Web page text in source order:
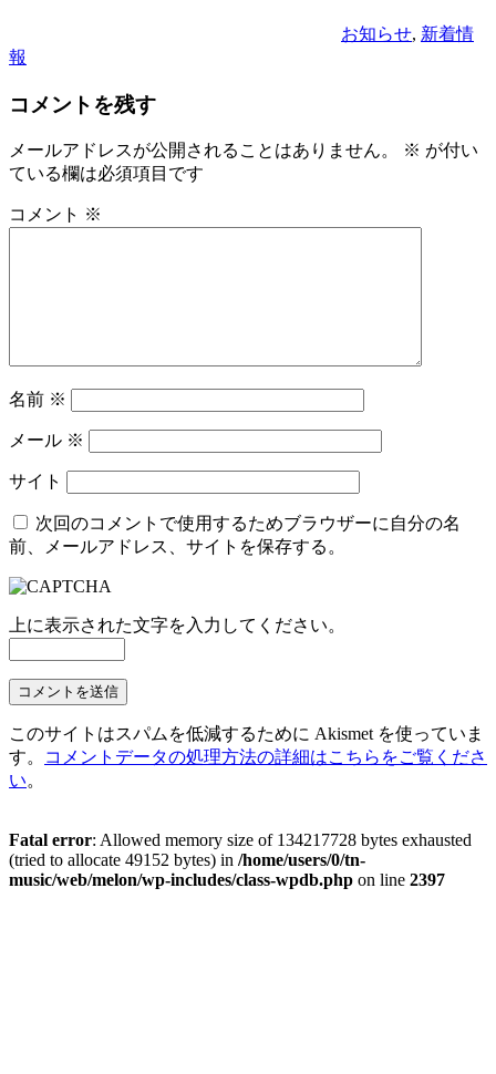
お知らせ, 新着情
報
コメントを残す
メールアドレスが公開されることはありません。 ※ が付い
ている欄は必須項目です
コメント ※
名前 ※
メール ※
サイト
次回のコメントで使用するためブラウザーに自分の名
前、メールアドレス、サイトを保存する。
上に表示された文字を入力してください。
このサイトはスパムを低減するために Akismet を使っていま
す。
コメントデータの処理方法の詳細はこちらをご覧くださ
い。
Fatal error: Allowed memory size of 134217728 bytes exhausted
(tried to allocate 49152 bytes) in /home/users/0/tn-
music/web/melon/wp-includes/class-wpdb.php on line 2397